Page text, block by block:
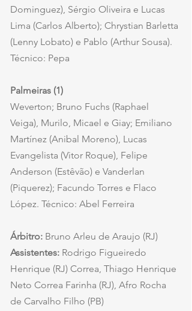
Dominguez), Sérgio Oliveira e Lucas
Lima (Carlos Alberto); Chrystian Barletta
(Lenny Lobato) e Pablo (Arthur Sousa).
Técnico: Pepa
Palmeiras (1)
Weverton; Bruno Fuchs (Raphael
Veiga), Murilo, Micael e Giay; Emiliano
Martínez (Anibal Moreno), Lucas
Evangelista (Vitor Roque), Felipe
Anderson (Estêvão) e Vanderlan
(Piquerez); Facundo Torres e Flaco
López. Técnico: Abel Ferreira
Árbitro: Bruno Arleu de Araujo (RJ)
Assistentes: Rodrigo Figueiredo
Henrique (RJ) Correa, Thiago Henrique
Neto Correa Farinha (RJ), Afro Rocha
de Carvalho Filho (PB)